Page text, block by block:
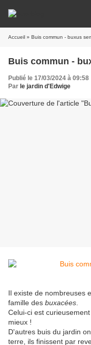
Accueil » Buis commun - buxus
Buis commun -
Publié le 17/03/2024 à 09:58
Par le jardin d'Edwige
Il existe de nombreuses
famille des buxacées
Celui-ci est
mieux !
D'autres buis du jardin
terre, ils finissent par